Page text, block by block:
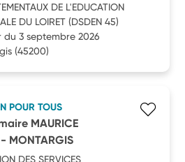
DE L'EDUCATION
DU LOIRET (DSDEN 45)
du 3 septembre 2026
(45200)
POUR TOUS
MAURICE
- MONTARGIS
DES SERVICES